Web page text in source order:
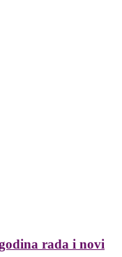
rada i novi